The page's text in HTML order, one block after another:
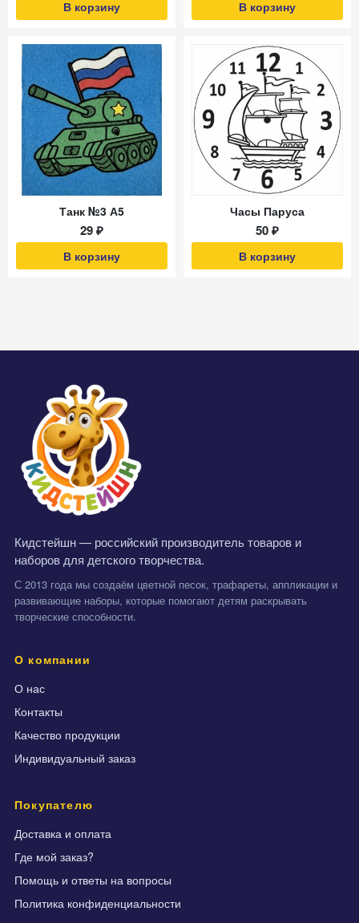
В корзину В корзину
Танк №3 А5
29 ₽
В корзину
Часы Паруса
50 ₽
В корзину
Кидстейшн — российский производитель товаров и
наборов для детского творчества.
С 2013 года мы создаём цветной песок, трафареты, аппликации и
развивающие наборы, которые помогают детям раскрывать
творческие способности.
О компании
О нас
Контакты
Качество продукции
Индивидуальный заказ
Покупателю
Доставка и оплата
Где мой заказ?
Помощь и ответы на вопросы
Политика конфиденциальности